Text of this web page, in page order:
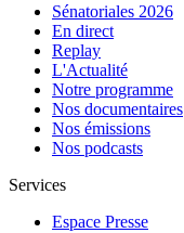
Sénatoriales 2026
En direct
Replay
L'Actualité
Notre programme
Nos documentaires
Nos émissions
Nos podcasts
Services
Espace Presse